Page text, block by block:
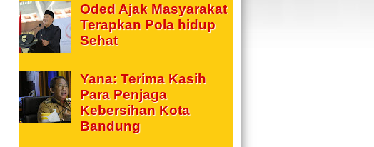
Oded Ajak Masyarakat
Terapkan Pola hidup
Sehat
Yana: Terima Kasih
Para Penjaga
Kebersihan Kota
Bandung